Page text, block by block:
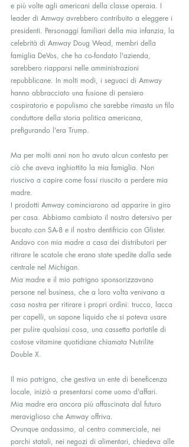
e più volte agli americani della classe operaia. I
leader di Amway avrebbero contribuito a eleggere i
presidenti. Personaggi familiari della mia infanzia, la
celebrità di Amway Doug Wead, membri della
famiglia DeVos, che ha co-fondato l'azienda,
sarebbero riapparsi nelle amministrazioni
repubblicane. In molti modi, i seguaci di Amway
hanno abbracciato una fusione di pensiero
cospiratorio e populismo che sarebbe rimasta un filo
conduttore della storia politica americana,
prefigurando l'era Trump.
Ma per molti anni non ho avuto alcun contesto per
ciò che aveva inghiottito la mia famiglia. Non
riuscivo a capire come fossi riuscito a perdere mia
madre.
I prodotti Amway cominciarono ad apparire in giro
per casa. Abbiamo cambiato il nostro detersivo per
bucato con SA-8 e il nostro dentifricio con Glister.
Andavo con mia madre a casa dei distributori per
ritirare le scatole che erano state spedite dalla sede
centrale nel Michigan.
Mia madre e il mio patrigno sponsorizzavano
persone nel business, che a loro volta venivano a
casa nostra per ritirare i propri ordini: trucco, lacca
per capelli, un sapone liquido che si poteva usare
per pulire qualsiasi cosa, una cassetta portatile di
costose vitamine quotidiane chiamata Nutrilite
Double X.
Il mio patrigno, che gestiva un ente di beneficenza
locale, iniziò a presentarsi come uomo d'affari.
Mia madre era ancora più affascinata dal futuro
meraviglioso che Amway offriva.
Ovunque andassimo, al centro commerciale, nei
parchi statali, nei negozi di alimentari, chiedeva alle